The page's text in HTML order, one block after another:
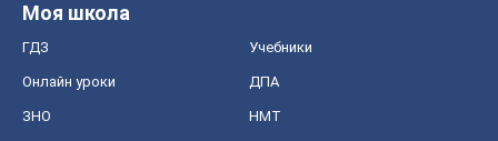
Моя школа
ГДЗ Учебники
Онлайн уроки ДПА
ЗНО НМТ